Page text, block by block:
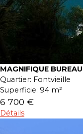
MAGNIFIQUE
Quartier: Fontvieille
Superficie: 94 m²
6 700 €
Détails